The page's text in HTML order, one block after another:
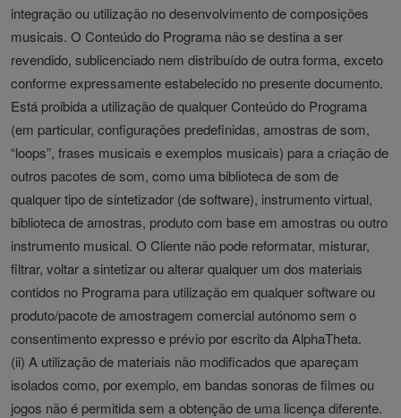
integração ou utilização no desenvolvimento de composições
musicais. O Conteúdo do Programa não se destina a ser
revendido, sublicenciado nem distribuído de outra forma, exceto
conforme expressamente estabelecido no presente documento.
Está proibida a utilização de qualquer Conteúdo do Programa
(em particular, configurações predefinidas, amostras de som,
“loops”, frases musicais e exemplos musicais) para a criação de
outros pacotes de som, como uma biblioteca de som de
qualquer tipo de sintetizador (de software), instrumento virtual,
biblioteca de amostras, produto com base em amostras ou outro
instrumento musical. O Cliente não pode reformatar, misturar,
filtrar, voltar a sintetizar ou alterar qualquer um dos materiais
contidos no Programa para utilização em qualquer software ou
produto/pacote de amostragem comercial autónomo sem o
consentimento expresso e prévio por escrito da AlphaTheta.
(ii) A utilização de materiais não modificados que apareçam
isolados como, por exemplo, em bandas sonoras de filmes ou
jogos não é permitida sem a obtenção de uma licença diferente.